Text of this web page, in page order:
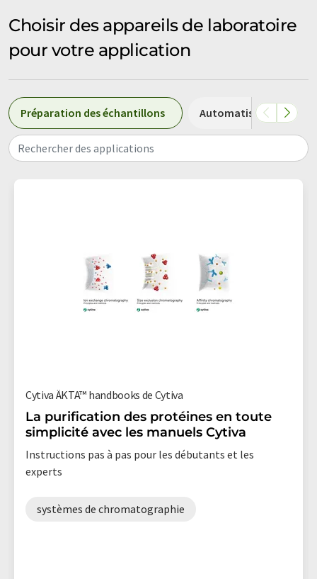
Choisir des appareils de laboratoire
pour votre application
Préparation des échantillons Automatisation de
Rechercher des applications
Cytiva ÄKTA™ handbooks de Cytiva
La purification des protéines en toute
simplicité avec les manuels Cytiva
Instructions pas à pas pour les débutants et les
experts
systèmes de chromatographie